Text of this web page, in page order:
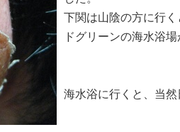
下関は山陰の方に行
ドグリーンの海水浴場
海水浴に行くと、当然